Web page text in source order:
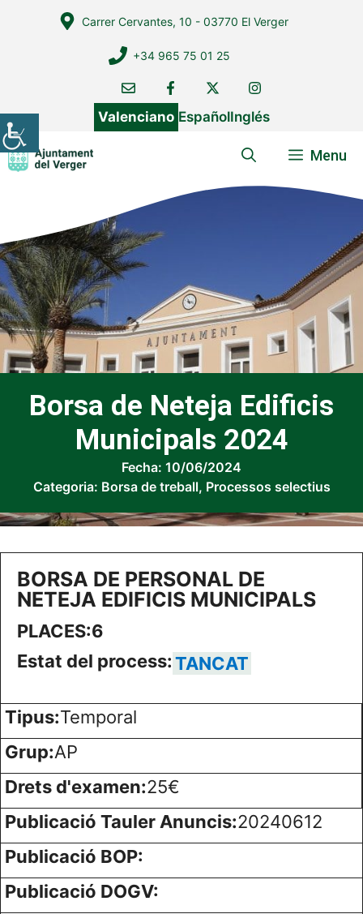
Carrer Cervantes, 10 - 03770 El Verger
+34 965 75 01 25
Valenciano EspañolInglés
Menu
Borsa de Neteja Edificis
Municipals 2024
Fecha: 10/06/2024
Categoria: Borsa de treball, Processos selectius
BORSA DE PERSONAL DE
NETEJA EDIFICIS MUNICIPALS
PLACES:6
Estat del process:TANCAT
Tipus:Temporal
Grup:AP
Drets d'examen:25€
Publicació Tauler Anuncis:20240612
Publicació BOP:
Publicació DOGV: